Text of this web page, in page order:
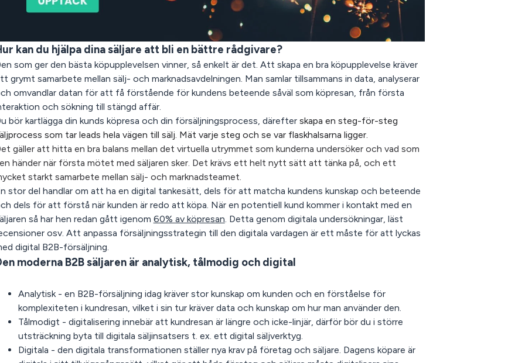
kan du hjälpa dina säljare att bli en bättre rådgivare?
som ger den bästa köpupplevelsen vinner, så enkelt är det. Att skapa en bra köpupplevelse kräver
grymt samarbete mellan sälj- och marknadsavdelningen. Man samlar tillsammans in data, analyserar
omvandlar datan för att få förstående för kundens beteende såväl som köpresan, från första
och sökning till stängd affär.
bör kartlägga din kunds köpresa och din försäljningsprocess, därefter skapa en steg-för-steg
som tar leads hela vägen till sälj. Mät varje steg och se var flaskhalsarna ligger.
gäller att hitta en bra balans mellan det virtuella utrymmet som kunderna undersöker och vad som
händer när första mötet med säljaren sker. Det krävs ett helt nytt sätt att tänka på, och ett
starkt samarbete mellan sälj- och marknadsteamet.
stor del handlar om att ha en digital tankesätt, dels för att matcha kundens kunskap och beteende
dels för att förstå när kunden är redo att köpa. När en potentiell kund kommer i kontakt med en
så har hen redan gått igenom 60% av köpresan. Detta genom digitala undersökningar, läst
osv. Att anpassa försäljningsstrategin till den digitala vardagen är ett måste för att lyckas
digital B2B-försäljning.
moderna B2B säljaren är analytisk, tålmodig och digital
Analytisk - en B2B-försäljning idag kräver stor kunskap om kunden och en förståelse för
komplexiteten i kundresan, vilket i sin tur kräver data och kunskap om hur man använder den.
Tålmodigt - digitalisering innebär att kundresan är längre och icke-linjär, därför bör du i större
utsträckning byta till digitala säljinsatsers t. ex. ett digital säljverktyg.
Digitala - den digitala transformationen ställer nya krav på företag och säljare. Dagens köpare är